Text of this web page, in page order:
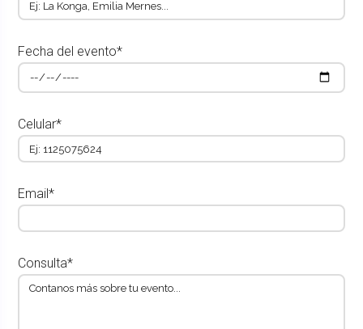
Fecha del evento*
Celular*
Email*
Consulta*